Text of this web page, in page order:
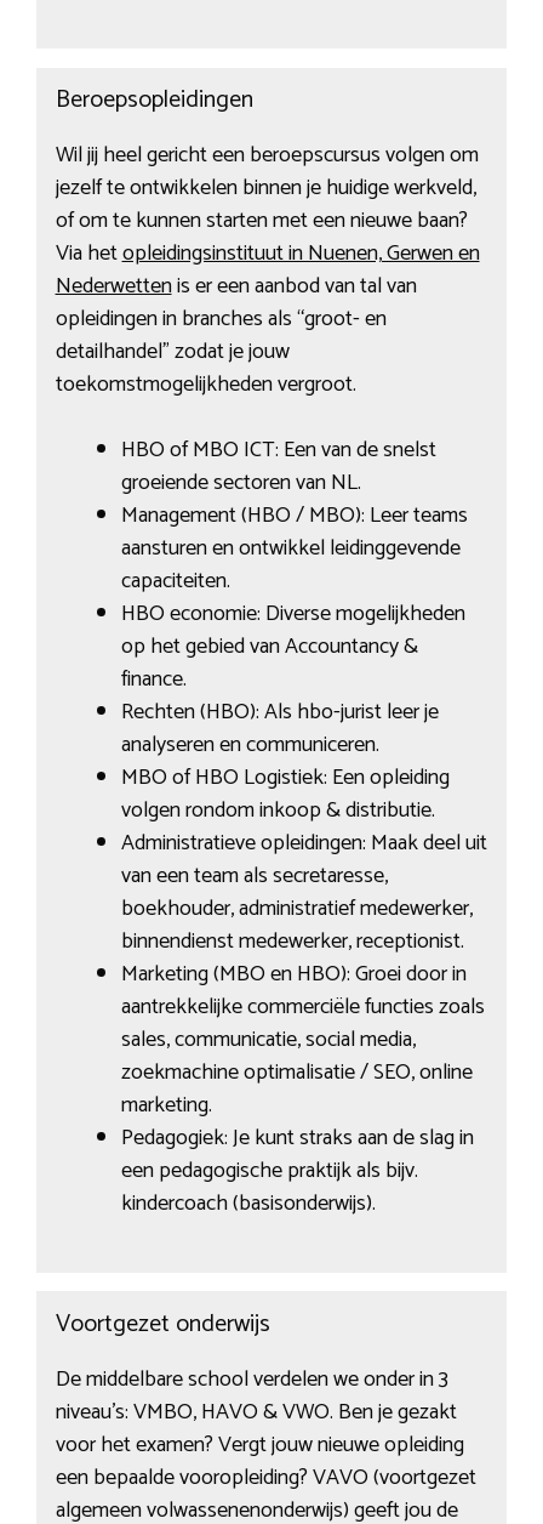
Beroepsopleidingen
Wil jij heel gericht een beroepscursus volgen om
jezelf te ontwikkelen binnen je huidige werkveld,
of om te kunnen starten met een nieuwe baan?
Via hetopleidingsinstituut in Nuenen, Gerwen en
Nederwettenis er een aanbod van tal van
opleidingen in branches als “groot- en
detailhandel” zodat je jouw
toekomstmogelijkheden vergroot.
HBO of MBO ICT: Een van de snelst
groeiende sectoren van NL.
Management (HBO / MBO): Leer teams
aansturen en ontwikkel leidinggevende
capaciteiten.
HBO economie: Diverse mogelijkheden
op het gebied van Accountancy &
finance.
Rechten (HBO): Als hbo-jurist leer je
analyseren en communiceren.
MBO of HBO Logistiek: Een opleiding
volgen rondom inkoop & distributie.
Administratieve opleidingen: Maak deel uit
van een team als secretaresse,
boekhouder, administratief medewerker,
binnendienst medewerker, receptionist.
Marketing (MBO en HBO): Groei door in
aantrekkelijke commerciële functies zoals
sales, communicatie, social media,
zoekmachine optimalisatie / SEO, online
marketing.
Pedagogiek: Je kunt straks aan de slag in
een pedagogische praktijk als bijv.
kindercoach (basisonderwijs).
Voortgezet onderwijs
De middelbare school verdelen we onder in 3
niveau’s: VMBO, HAVO & VWO. Ben je gezakt
voor het examen? Vergt jouw nieuwe opleiding
een bepaalde vooropleiding? VAVO (voortgezet
algemeen volwassenenonderwijs) geeft jou de